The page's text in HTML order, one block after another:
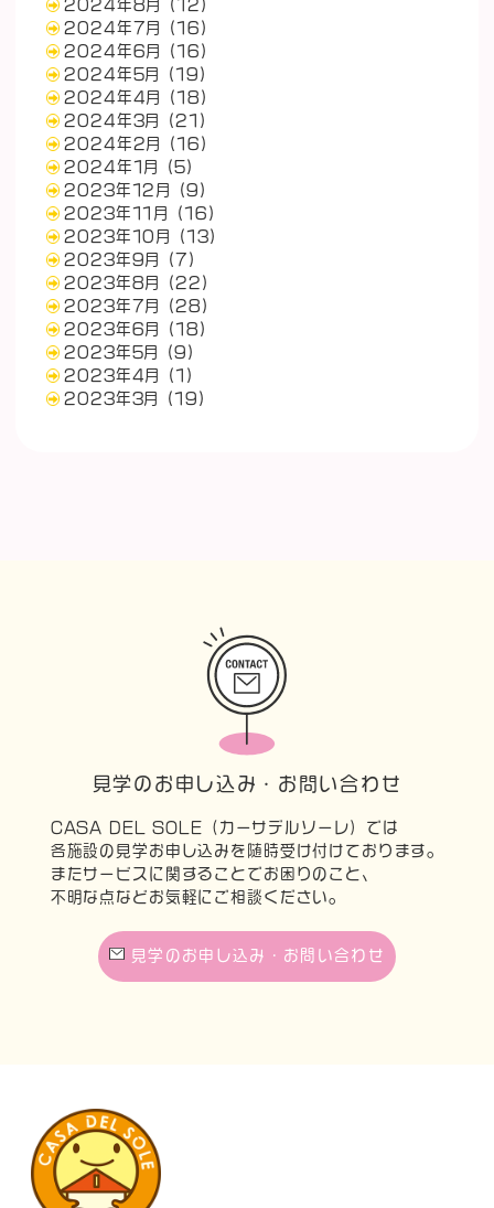
2024年8月
(12)
2024年7月
(16)
2024年6月
(16)
2024年5月
(19)
2024年4月
(18)
2024年3月
(21)
2024年2月
(16)
2024年1月
(5)
2023年12月
(9)
2023年11月
(16)
2023年10月
(13)
2023年9月
(7)
2023年8月
(22)
2023年7月
(28)
2023年6月
(18)
2023年5月
(9)
2023年4月
(1)
2023年3月
(19)
見学のお申し込み・お問い合わせ
CASA DEL SOLE（カーサデルソーレ）では
各施設の見学お申し込みを随時受け付けております。
またサービスに関することでお困りのこと、
不明な点などお気軽にご相談ください。
見学のお申し込み・お問い合わせ